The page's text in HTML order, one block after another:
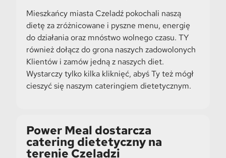
Mieszkańcy miasta Czeladź pokochali naszą
dietę za zróżnicowane i pyszne menu, energię
do działania oraz mnóstwo wolnego czasu. TY
również dołącz do grona naszych zadowolonych
Klientów i zamów jedną z naszych diet.
Wystarczy tylko kilka kliknięć, abyś Ty też mógł
cieszyć się naszym cateringiem dietetycznym.
Power Meal dostarcza
catering dietetyczny na
terenie Czeladzi